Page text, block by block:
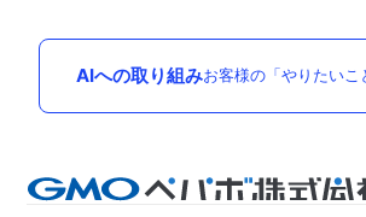
AIへの取り組みお客様の「やりたいこ